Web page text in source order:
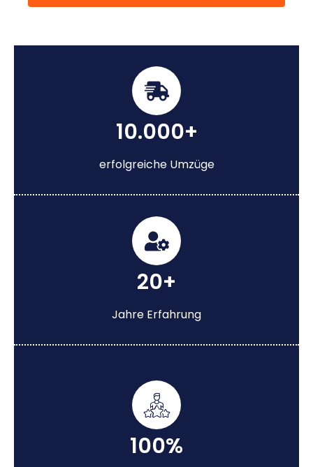
10.000+
erfolgreiche Umzüge
20+
Jahre Erfahrung
100%